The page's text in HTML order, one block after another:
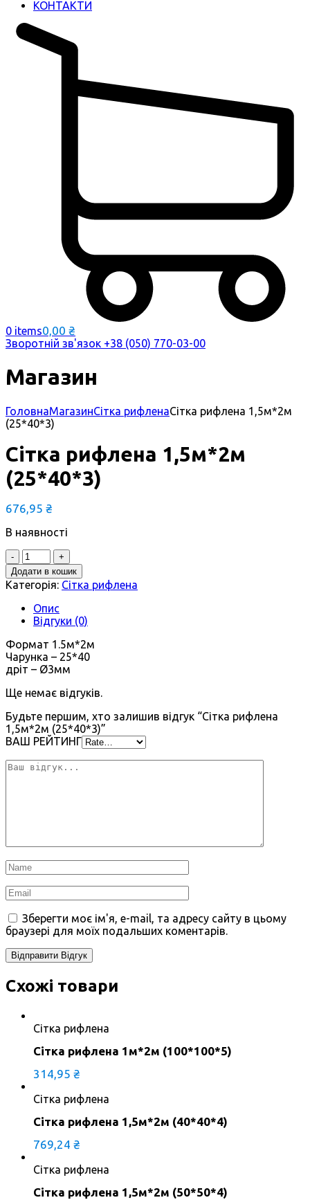
КОНТАКТИ
0 items0,00 ₴
Зворотній зв'язок +38 (050) 770-03-00
Магазин
ГоловнаМагазинСітка рифленаСітка рифлена 1,5м*2м
(25*40*3)
Сітка рифлена 1,5м*2м
(25*40*3)
676,95 ₴
В наявності
Quantity
Додати в кошик
Категорія: Сітка рифлена
Опис
Відгуки (0)
Формат 1.5м*2м
Чарунка – 25*40
дріт – Ø3мм
Ще немає відгуків.
Будьте першим, хто залишив відгук “Сітка рифлена
1,5м*2м (25*40*3)”
ВАШ РЕЙТИНГ
Зберегти моє ім'я, e-mail, та адресу сайту в цьому
браузері для моїх подальших коментарів.
Схожі товари
Сітка рифлена
Сітка рифлена 1м*2м (100*100*5)
314,95 ₴
Сітка рифлена
Сітка рифлена 1,5м*2м (40*40*4)
769,24 ₴
Сітка рифлена
Сітка рифлена 1,5м*2м (50*50*4)